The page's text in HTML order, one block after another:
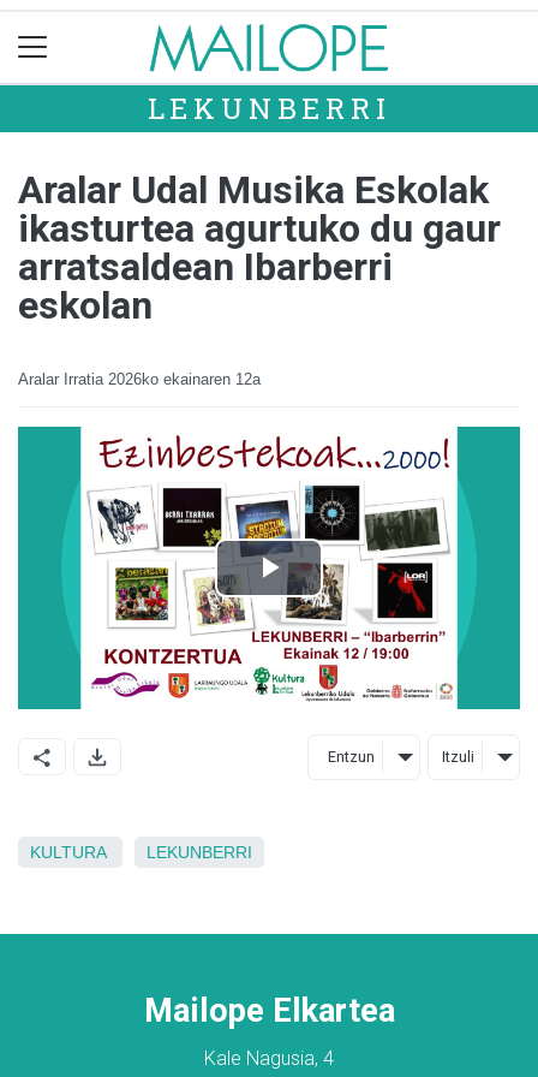
LEKUNBERRI
Aralar Udal Musika Eskolak
ikasturtea agurtuko du gaur
arratsaldean Ibarberri
eskolan
Aralar Irratia 2026ko ekainaren 12a
Entzun Itzuli
KULTURA LEKUNBERRI
Mailope Elkartea
Kale Nagusia, 4